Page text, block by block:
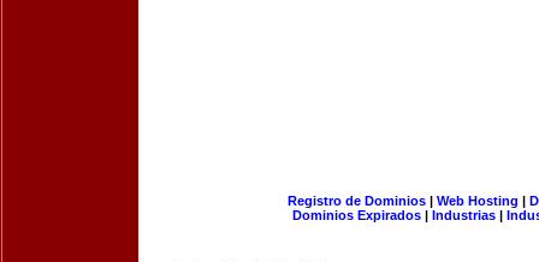
Registro de Dominios| Web Hosting |
Dominios Expirados | Industrias |